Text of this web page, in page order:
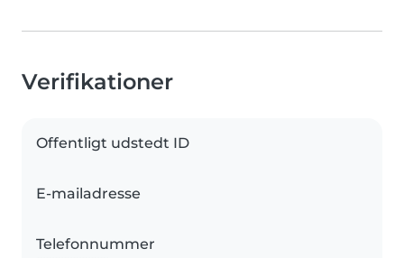
Verifikationer
Offentligt udstedt ID
E-mailadresse
Telefonnummer